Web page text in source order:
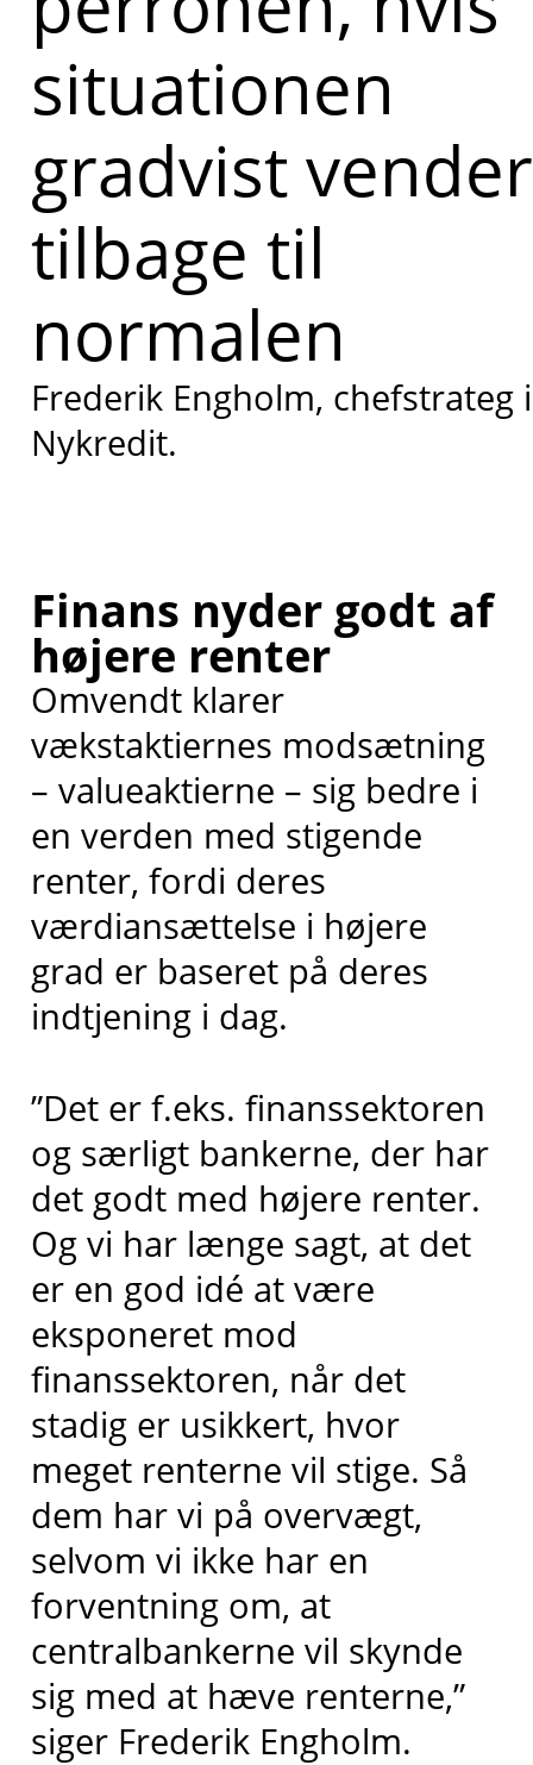
situationen
gradvist vender
tilbage til
normalen
Frederik Engholm, chefstrateg i
Nykredit.
Finans nyder godt af
højere renter
Omvendt klarer
vækstaktiernes modsætning
– valueaktierne – sig bedre i
en verden med stigende
renter, fordi deres
værdiansættelse i højere
grad er baseret på deres
indtjening i dag.
”Det er f.eks. finanssektoren
og særligt bankerne, der har
det godt med højere renter.
Og vi har længe sagt, at det
er en god idé at være
eksponeret mod
finanssektoren, når det
stadig er usikkert, hvor
meget renterne vil stige. Så
dem har vi på overvægt,
selvom vi ikke har en
forventning om, at
centralbankerne vil skynde
sig med at hæve renterne,”
siger Frederik Engholm.